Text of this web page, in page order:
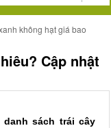
không hạt giá bao
Cập nhật
sách trái cây